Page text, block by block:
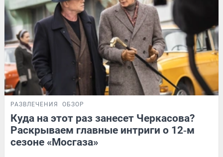
РАЗВЛЕЧЕНИЯ ОБЗОР
Куда на этот раз занесет Черкасова?
Раскрываем главные интриги о 12‑м
сезоне «Мосгаза»